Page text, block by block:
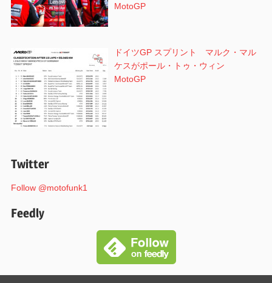
MotoGP
ドイツGP スプリント マルク・マル
ケスがポール・トゥ・ウィン
MotoGP
Twitter
Follow @motofunk1
Feedly